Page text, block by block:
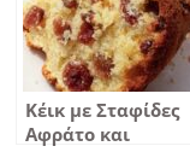
Κέικ με Σταφίδες
Αφράτο και